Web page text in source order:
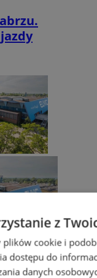
z
cookie i
dostępu do
danych